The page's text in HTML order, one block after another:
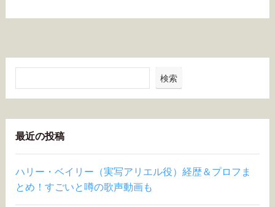
検索
最近の投稿
ハリー・ベイリー（実写アリエル役）経歴＆プロフま
とめ！すごいと噂の歌声動画も